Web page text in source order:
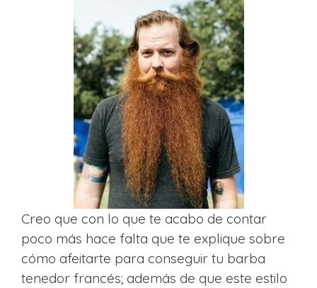
Creo que con lo que te acabo de contar
poco más hace falta que te explique sobre
cómo afeitarte para conseguir tu barba
tenedor francés; además de que este estilo